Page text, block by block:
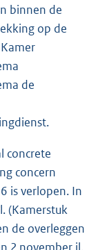
binnen de
op de
de
concrete
concern
is verlopen. In
(Kamerstuk
de overleggen